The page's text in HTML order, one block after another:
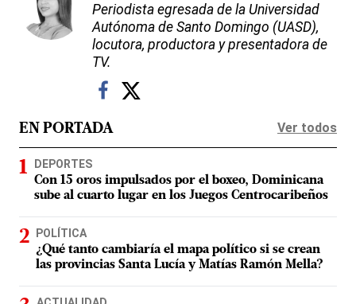
Periodista egresada de la Universidad
Autónoma de Santo Domingo (UASD),
locutora, productora y presentadora de
TV.
EN PORTADA Ver todos
DEPORTES
Con 15 oros impulsados por el boxeo, Dominicana
sube al cuarto lugar en los Juegos Centrocaribeños
POLÍTICA
¿Qué tanto cambiaría el mapa político si se crean
las provincias Santa Lucía y Matías Ramón Mella?